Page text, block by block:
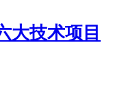
大技术项目